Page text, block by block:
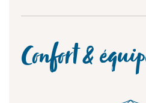
Confort &